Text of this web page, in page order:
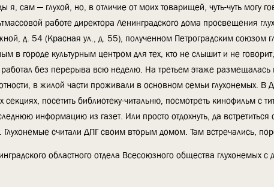
я, сам — глухой, но, в отличие от моих товарищей, чуть-чуть могу
работе директора Ленинградского дома просвещения
д. 54 (Красная ул., д. 55), полученном Петроградским союзом
в городе культурным центром для тех, кто не слышит и не
работал без перерыва всю неделю. На третьем этаже
в жилой части проживали в основном семьи глухонемых. В
секциях, посетить библиотеку-читальню, посмотреть кинофильм с
информацию из газет. Или просто отдохнуть, да
Глухонемые считали ДПГ своим вторым домом. Там встречались,
областного отдела Всесоюзного общества глухонемых